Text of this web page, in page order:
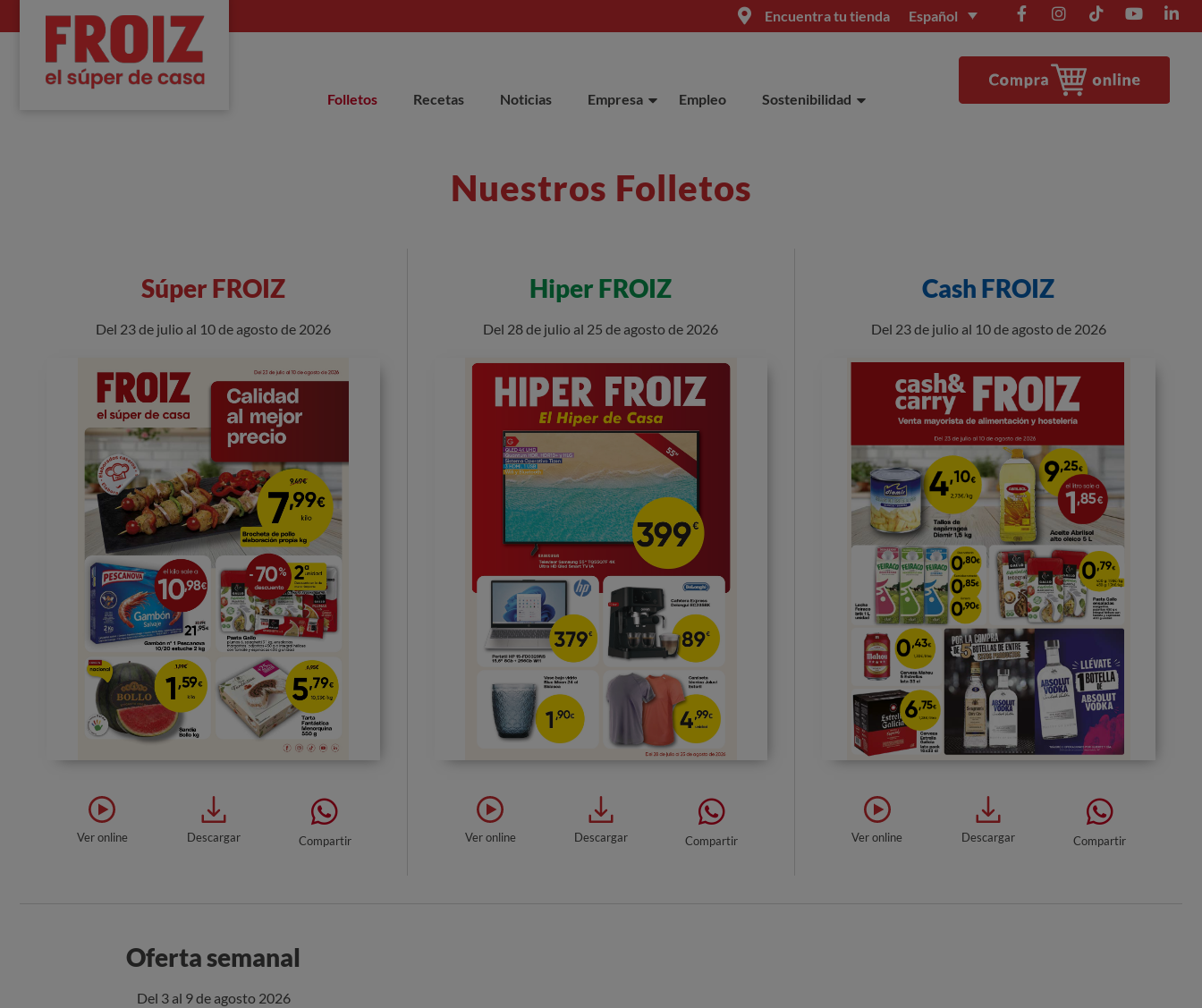
Encuentra tu tienda Español
Folletos Recetas Noticias Empresa Empleo Sostenibilidad
Nuestros Folletos
Súper FROIZ
Del 23 de julio al 10 de agosto de 2026
Ver online Descargar Compartir
Hiper FROIZ
Del 28 de julio al 25 de agosto de 2026
Ver online Descargar Compartir
Cash FROIZ
Del 23 de julio al 10 de agosto de 2026
Ver online Descargar Compartir
Oferta semanal
Del 3 al 9 de agosto 2026